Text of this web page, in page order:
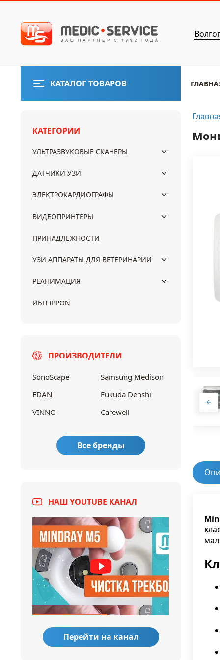
КАТАЛОГ ТОВАРОВ
КАТЕГОРИИ
УЛЬТРАЗВУКОВЫЕ СКАНЕРЫ
ДАТЧИКИ УЗИ
ЭЛЕКТРОКАРДИОГРАФЫ
ВИДЕОПРИНТЕРЫ
ПРИНАДЛЕЖНОСТИ
УЗИ АППАРАТЫ ДЛЯ ВЕТЕРИНАРИИ
РЕАНИМАЦИЯ
ИБП IPPON
ПРОИЗВОДИТЕЛИ
SonoScape
Samsung Medison
EDAN
Fukuda Denshi
VINNO
Carewell
Все бренды
НАШ YOUTUBE КАНАЛ
Перейти на канал